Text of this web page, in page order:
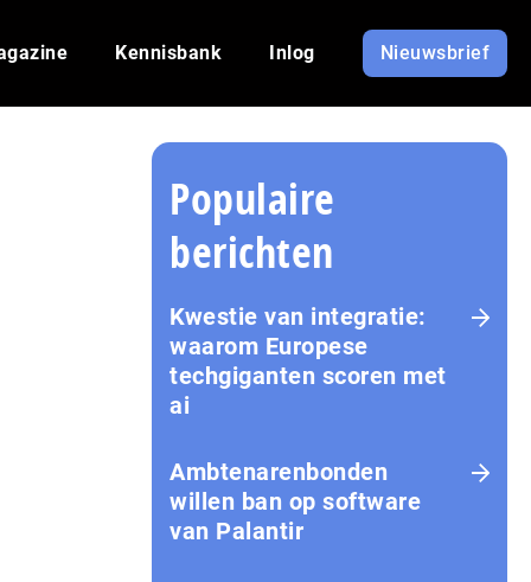
Kennisbank Inlog Nieuwsbrief
Populaire
berichten
Kwestie van integratie:
waarom Europese
techgiganten scoren met
ai
Amb­te­na­ren­bon­den
willen ban op software
van Palantir